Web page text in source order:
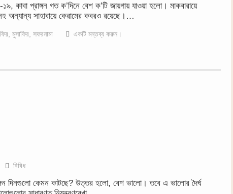
প্রাঙ্গন গত ক’দিনে বেশ ক’টি জায়গায় যাওয়া হলো। মাকবারায়ে
অন্যান্য সাহাবায়ে কেরামের কবরও রয়েছে।…
মুসাফির সফরনামা একটি মন্তব্য করুন।
বিবিধ
দিনগুলো কেমন কাটছে? উত্তর হলো, বেশ ভালো। তবে এ ভালোর দৈর্ঘ